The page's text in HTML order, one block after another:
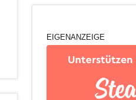
EIGENANZEIGE